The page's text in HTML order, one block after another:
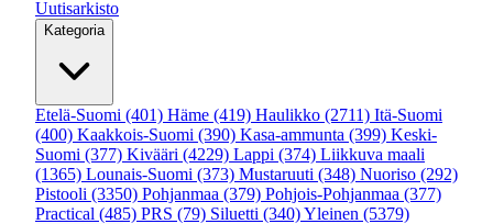
Uutisarkisto
Kategoria
Etelä-Suomi (401) Häme (419) Haulikko (2711) Itä-Suomi
(400) Kaakkois-Suomi (390) Kasa-ammunta (399) Keski-
Suomi (377) Kivääri (4229) Lappi (374) Liikkuva maali
(1365) Lounais-Suomi (373) Mustaruuti (348) Nuoriso (292)
Pistooli (3350) Pohjanmaa (379) Pohjois-Pohjanmaa (377)
Practical (485) PRS (79) Siluetti (340)Yleinen (5379)